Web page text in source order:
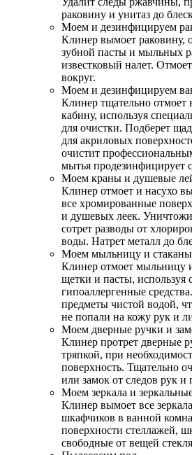
раковину и унитаз до
Моем и дезинфицируем
Клинер вымоет раковину,
зубной пасты и мыльных
известковый налет.
вокруг.
Моем и дезинфицируем
Клинер тщательно
кабину, используя
для очистки. Подберет
для акриловых
очистит
мытья продезинфицирует
Моем краны и душевые
Клинер отмоет и насухо
все хромированные
и душевых леек.
сотрет разводы от
воды. Натрет металл до
Моем мыльницу и
Клинер отмоет мыльницу
щетки и пасты, используя
гипоаллергенные
предметы чистой водой,
не попали на кожу рук и
Моем дверные ручки и
Клинер протрет дверные
тряпкой, при
поверхность. Тщательно
или замок от следов рук и
Моем зеркала и
Клинер вымоет все
шкафчиков в ванной
поверхности стеллажей,
свободные от вещей